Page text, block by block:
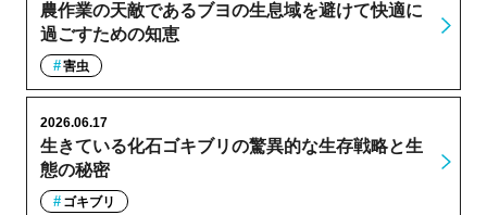
農作業の天敵であるブヨの生息域を避けて快適に
過ごすための知恵
害虫
生きている化石ゴキブリの驚異的な生存戦略と生
態の秘密
2026.06.17
ゴキブリ